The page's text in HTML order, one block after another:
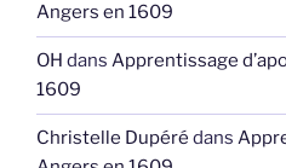
Angers en 1609
OH dans Apprentissage
1609
Christelle Dupéré dans